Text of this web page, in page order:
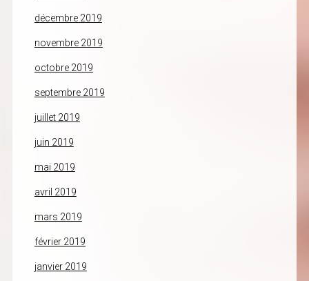
décembre 2019
novembre 2019
octobre 2019
septembre 2019
juillet 2019
juin 2019
mai 2019
avril 2019
mars 2019
février 2019
janvier 2019